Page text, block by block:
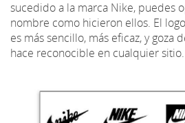
sucedido a la marca Nike, puedes
nombre como hicieron ellos. El
es más sencillo, más eficaz, y goza
hace reconocible en cualquier sitio.